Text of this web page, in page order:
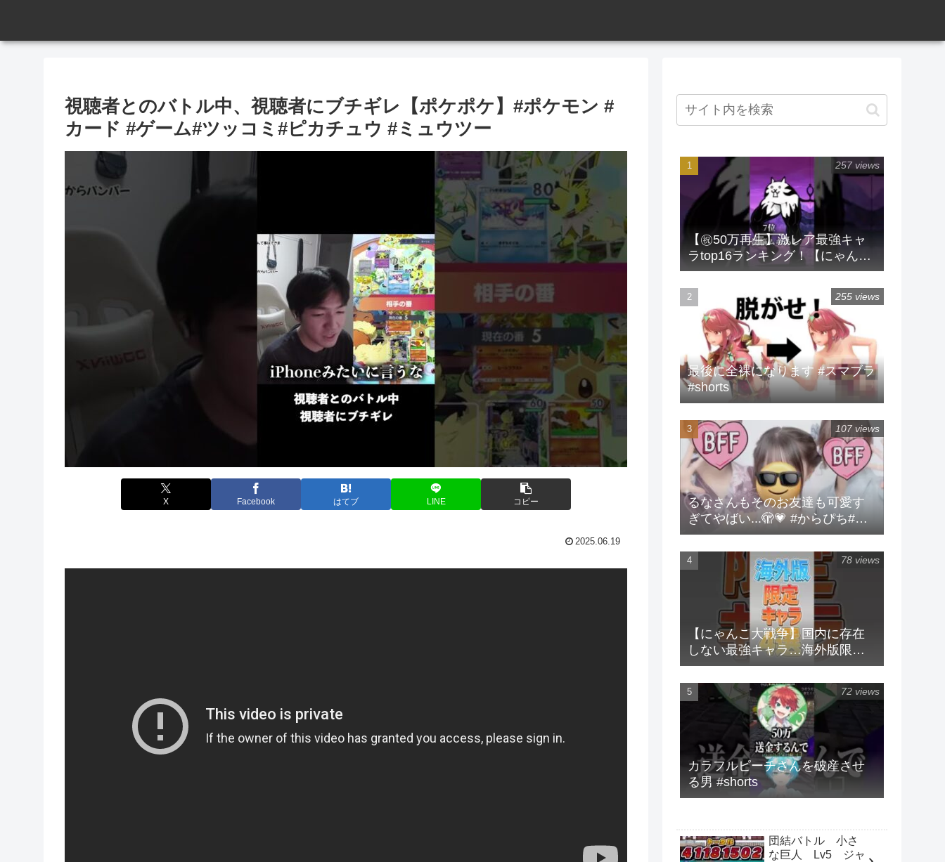
視聴者とのバトル中、視聴者にブチギレ【ポケポケ】#ポケモン #
カード #ゲーム#ツッコミ#ピカチュウ #ミュウツー
X Facebook はてブ LINE コピー
2025.06.19
【㊗️50万再生】激レア最強キャ
ラtop16ランキング！【にゃんこ
大戦争】 #にゃんこ大戦争 #ラン
キング #shorts #激レア
257 views
最後に全裸になります #スマブラ
#shorts
255 views
るなさんもそのお友達も可愛す
ぎてやばい...🫣💗 #からぴち#る
な#実写
107 views
【にゃんこ大戦争】国内に存在
しない最強キャラ…海外版限定
キャラ4選！！【にゃんこ大戦争
ゆっくり解説】#shorts
78 views
カラフルピーチさんを破産させ
る男 #shorts
72 views
団結バトル 小さ
な巨人 Lv5 ジャ